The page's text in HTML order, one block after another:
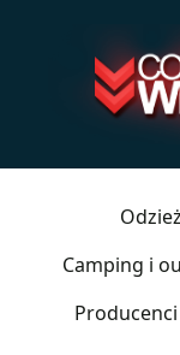
Odzież
Camping i
Producenci